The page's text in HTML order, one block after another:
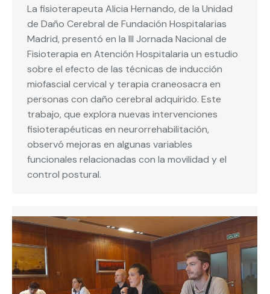
La fisioterapeuta Alicia Hernando, de la Unidad
de Daño Cerebral de Fundación Hospitalarias
Madrid, presentó en la III Jornada Nacional de
Fisioterapia en Atención Hospitalaria un estudio
sobre el efecto de las técnicas de inducción
miofascial cervical y terapia craneosacra en
personas con daño cerebral adquirido. Este
trabajo, que explora nuevas intervenciones
fisioterapéuticas en neurorrehabilitación,
observó mejoras en algunas variables
funcionales relacionadas con la movilidad y el
control postural.